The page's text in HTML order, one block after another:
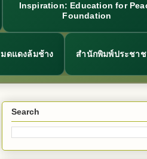
Inspiration: Education for
Foundation
มดแดงล้มช้าง สำนักพิมพ์ประชา
Search